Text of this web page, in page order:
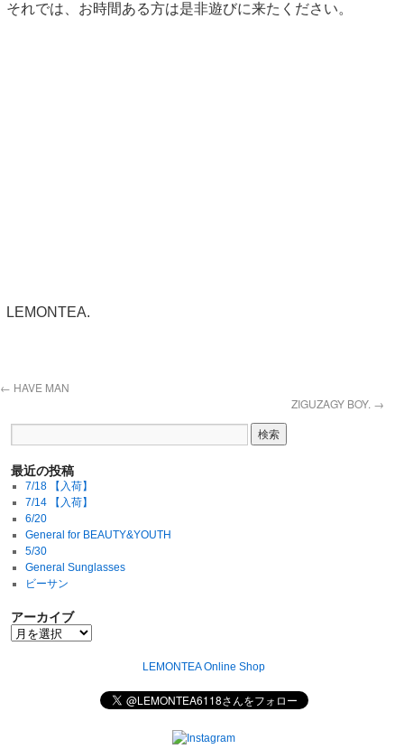
それでは、お時間ある方は是非遊びに来たください。
LEMONTEA.
← HAVE MAN
ZIGUZAGY BOY. →
最近の投稿
7/18 【入荷】
7/14 【入荷】
6/20
General for BEAUTY&YOUTH
5/30
General Sunglasses
ビーサン
アーカイブ
LEMONTEA Online Shop